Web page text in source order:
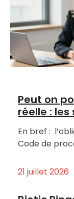
Peut on
réelle :
En bref :
Code de
21 juillet 2026